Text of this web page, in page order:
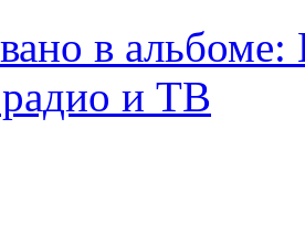
в альбоме:
радио и ТВ